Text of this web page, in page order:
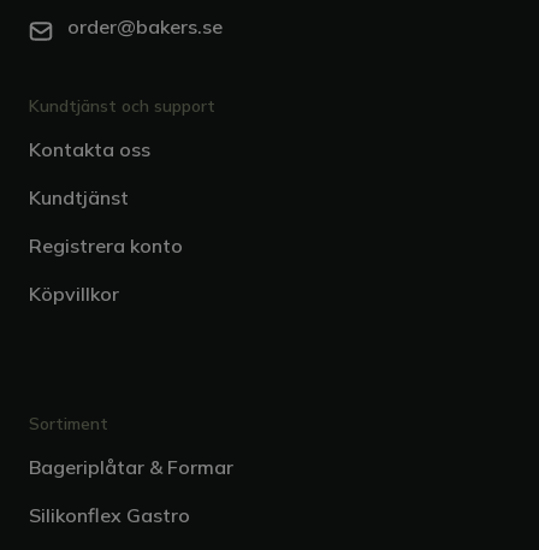
order@bakers.se
Kundtjänst och support
Kontakta oss
Kundtjänst
Registrera konto
Köpvillkor
Sortiment
Bageriplåtar & Formar
Silikonflex Gastro